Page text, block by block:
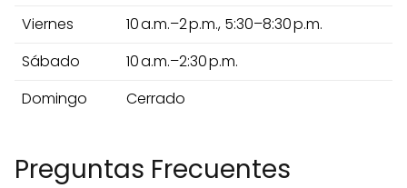
Viernes
10 a.m.–2 p.m., 5:30–8:30 p.m.
Sábado
10 a.m.–2:30 p.m.
Domingo
Cerrado
Preguntas Frecuentes